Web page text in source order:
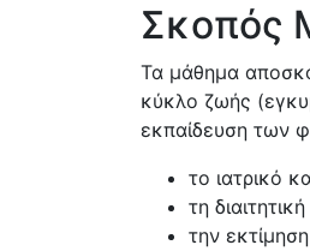
Σκοπός
Τα μάθημα
κύκλο ζωής
εκπαίδευση των
το ιατρικό
τη
την